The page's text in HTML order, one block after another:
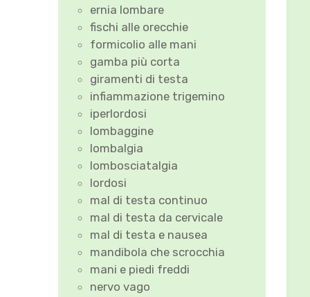
ernia lombare
fischi alle orecchie
formicolio alle mani
gamba più corta
giramenti di testa
infiammazione trigemino
iperlordosi
lombaggine
lombalgia
lombosciatalgia
lordosi
mal di testa continuo
mal di testa da cervicale
mal di testa e nausea
mandibola che scrocchia
mani e piedi freddi
nervo vago